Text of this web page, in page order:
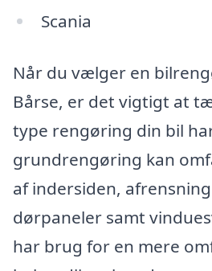
Scania
Når du vælger en
Bårse, er det vigtigt at
type rengøring din bil
grundrengøring kan
af indersiden,
dørpaneler samt
har brug for en mere